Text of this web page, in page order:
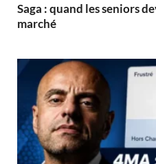
Saga : quand les seniors
marché